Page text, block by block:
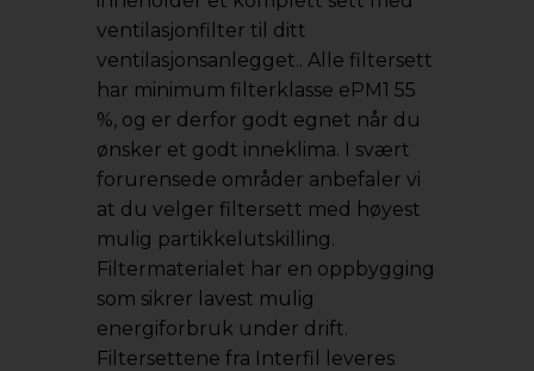
ventilasjonfilter til ditt
ventilasjonsanlegget.. Alle filtersett
har minimum filterklasse ePM1 55
%, og er derfor godt egnet når du
ønsker et godt inneklima. I svært
forurensede områder anbefaler vi
at du velger filtersett med høyest
mulig partikkelutskilling.
Filtermaterialet har en oppbygging
som sikrer lavest mulig
energiforbruk under drift.
Filtersettene fra Interfil leveres